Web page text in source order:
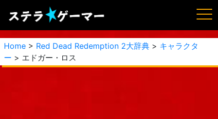
Home > Red Dead Redemption 2大辞典 > キャラクタ
ー > エドガー・ロス